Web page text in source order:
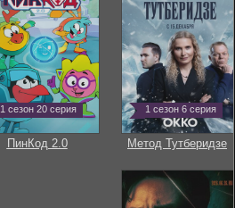
1 сезон 20 серия
ПинКод 2.0
1 сезон 6 серия
Метод Тутберидзе